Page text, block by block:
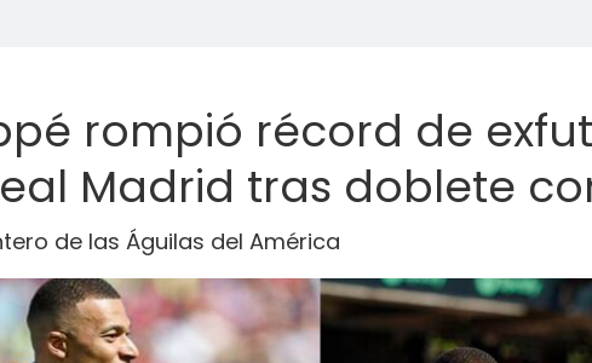
rompió récord de
Madrid tras doblete
de las Águilas del América